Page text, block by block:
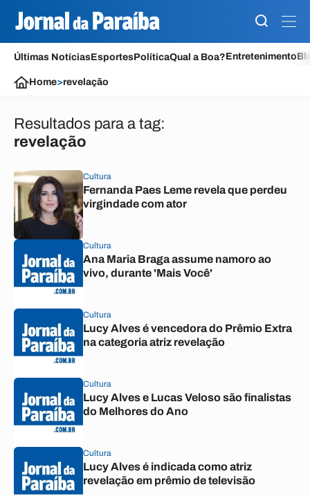
Últimas NotíciasEsportesPolíticaQual a Boa?Entretenimento
Home>revelação
Resultados para a tag:
revelação
Cultura
Fernanda Paes Leme revela que perdeu
virgindade com ator
Cultura
Ana Maria Braga assume namoro ao
vivo, durante 'Mais Você'
Cultura
Lucy Alves é vencedora do Prêmio Extra
na categoria atriz revelação
Cultura
Lucy Alves e Lucas Veloso são finalistas
do Melhores do Ano
Cultura
Lucy Alves é indicada como atriz
revelação em prêmio de televisão